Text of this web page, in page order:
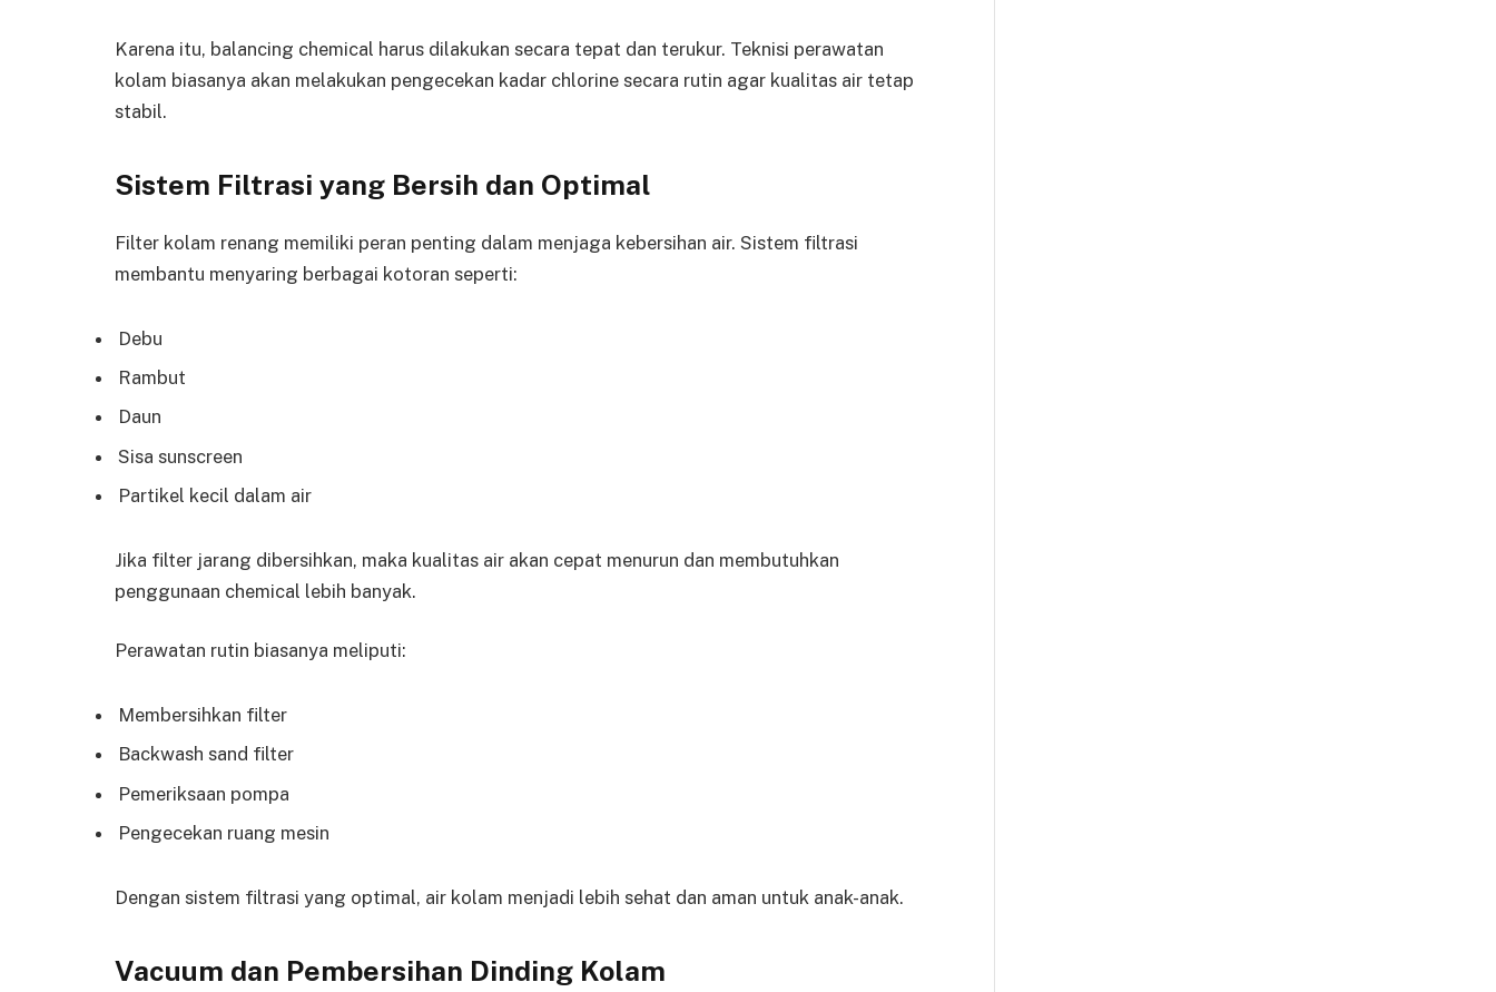
Karena itu, balancing chemical harus dilakukan secara tepat dan terukur. Teknisi perawatan
kolam biasanya akan melakukan pengecekan kadar chlorine secara rutin agar kualitas air tetap
stabil.
Sistem Filtrasi yang Bersih dan Optimal
Filter kolam renang memiliki peran penting dalam menjaga kebersihan air. Sistem filtrasi
membantu menyaring berbagai kotoran seperti:
Debu
Rambut
Daun
Sisa sunscreen
Partikel kecil dalam air
Jika filter jarang dibersihkan, maka kualitas air akan cepat menurun dan membutuhkan
penggunaan chemical lebih banyak.
Perawatan rutin biasanya meliputi:
Membersihkan filter
Backwash sand filter
Pemeriksaan pompa
Pengecekan ruang mesin
Dengan sistem filtrasi yang optimal, air kolam menjadi lebih sehat dan aman untuk anak-anak.
Vacuum dan Pembersihan Dinding Kolam